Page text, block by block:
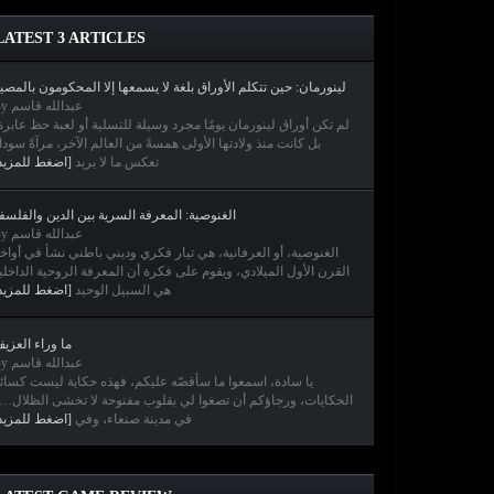
3 ARTICLES
لينورمان: حين تتكلم الأوراق بلغة لا يسمعها إلا المحكومون
By عبدالله قاسم
لم تكن أوراق لينورمان يومًا مجرد وسيلة للتسلية أو لعبة حظ
بل كانت منذ ولادتها الأولى همسةً من العالم الآخر، مرآةً
تعكس ما لا يريد [اضغط
الغنوصية: المعرفة السرية بين الدين
By عبدالله قاسم
الغنوصية، أو العرفانية، هي تيار فكري وديني باطني نشأ في
القرن الأول الميلادي، ويقوم على فكرة أن المعرفة الروحية
هي السبيل الوحيد [اضغط
ما وراء
By عبدالله قاسم
يا سادة، اسمعوا ما سأقصّه عليكم، فهذه حكاية ليست
الحكايات، ورجاؤكم أن تصغوا لي بقلوب مفتوحة لا تخشى الظلال…
في مدينة صنعاء، وفي [اضغط